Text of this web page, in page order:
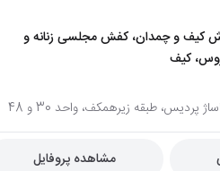
و چمدان، کفش مجلسی زنانه و
کیف
پردیس، طبقه زیرهمکف، واحد 30 و 48
مشاهده پروفایل